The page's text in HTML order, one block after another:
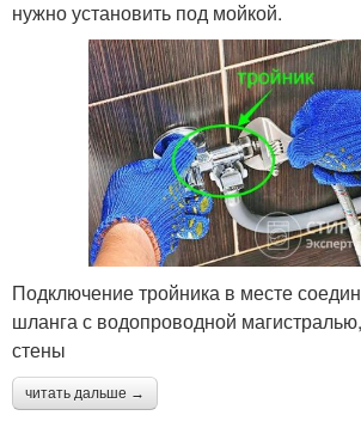
нужно установить под мойкой.
Подключение тройника в месте
шланга с водопроводной
стены
читать дальше →